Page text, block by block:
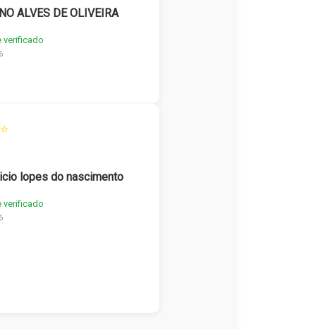
ALVES DE OLIVEIRA
verificado
lopes do nascimento
verificado